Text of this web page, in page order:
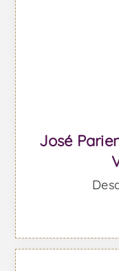
José